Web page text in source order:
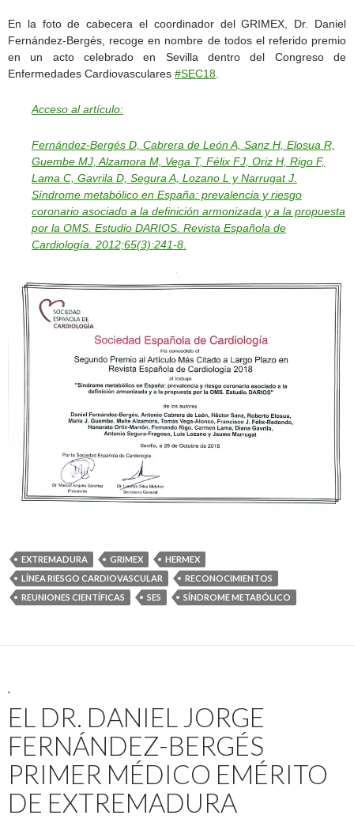
En la foto de cabecera el coordinador del GRIMEX, Dr. Daniel
Fernández-Bergés, recoge en nombre de todos el referido premio
en un acto celebrado en Sevilla dentro del Congreso de
Enfermedades Cardiovasculares #SEC18
Acceso al artículo:
Fernández-Bergés D, Cabrera de León A, Sanz H, Elosua R,
Guembe MJ, Alzamora M, Vega T, Félix FJ, Oriz H, Rigo F,
Lama C, Gavrila D, Segura A, Lozano L y Narrugat J.
Síndrome metabólico en España: prevalencia y riesgo
coronario asociado a la definición armonizada y a la propuesta
por la OMS. Estudio DARIOS. Revista Española de
Cardiología. 2012;65(3):241-8.
EXTREMADURA GRIMEX
HERMEX
LÍNEA RIESGO CARDIOVASCULAR
RECONOCIMIENTOS
REUNIONES CIENTÍFICAS
SES SÍNDROME METABÓLICO
.
EL DR. DANIEL JORGE
FERNÁNDEZ-BERGÉS
PRIMER MÉDICO EMÉRITO
DE EXTREMADURA